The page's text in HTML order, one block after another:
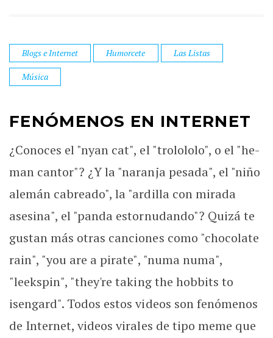
Blogs e Internet Humorcete Las Listas
Música
FENÓMENOS EN INTERNET
¿Conoces el "nyan cat", el "trolololo", o el "he-
man cantor"? ¿Y la "naranja pesada", el "niño
alemán cabreado", la "ardilla con mirada
asesina", el "panda estornudando"? Quizá te
gustan más otras canciones como "chocolate
rain", "you are a pirate", "numa numa",
"leekspin", "they're taking the hobbits to
isengard". Todos estos videos son fenómenos
de Internet, videos virales de tipo meme que